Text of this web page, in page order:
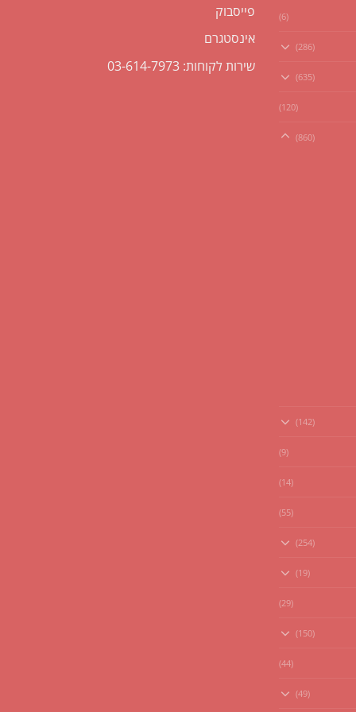
(6)
(286)
(635)
(120)
(860)
(142)
(9)
(14)
(55)
(254)
(19)
(29)
(150)
(44)
(49)
פייסבוק
אינסטגרם
שירות לקוחות: 03-614-7973